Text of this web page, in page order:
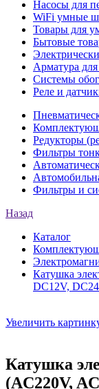
Насосы для
WiFi умные
Товары для
Бытовые
Арматура
Системы
Реле и
Редукторы
Фильтры
Фильтры и
Назад
Каталог
Катушка
DC12V,
Увеличить
Катушка
(AC220V,